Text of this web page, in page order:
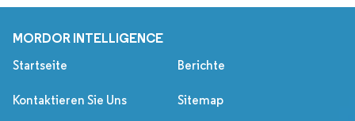
MORDOR INTELLIGENCE
Startseite Berichte
Kontaktieren Sie Uns Sitemap